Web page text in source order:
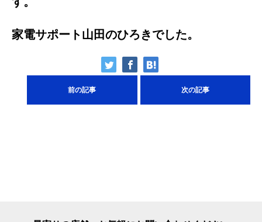
家電サポート山田のひろきでした。
前の記事 次の記事